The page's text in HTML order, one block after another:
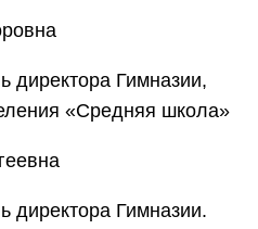
директора Гимназии,
«Средняя школа»
директора Гимназии.